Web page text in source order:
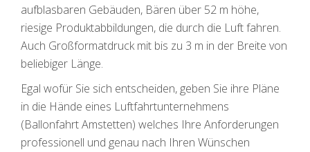
aufblasbaren Gebäuden, Bären über 52 m höhe,
riesige Produktabbildungen, die durch die Luft fahren.
Auch Großformatdruck mit bis zu 3 m in der Breite von
beliebiger Länge.
Egal wofür Sie sich entscheiden, geben Sie ihre Pläne
in die Hände eines Luftfahrtunternehmens
(Ballonfahrt Amstetten) welches Ihre Anforderungen
professionell und genau nach Ihren Wünschen